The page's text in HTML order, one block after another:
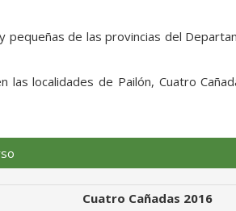
de las provincias del
localidades de Pailón, Cuatro
Cuatro Cañadas 2016